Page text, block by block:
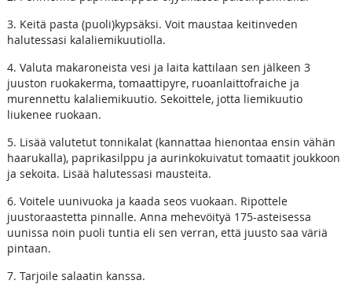
3. Keitä pasta (puoli)kypsäksi. Voit maustaa keitinveden
halutessasi kalaliemikuutiolla.
4. Valuta makaroneista vesi ja laita kattilaan sen jälkeen 3
juuston ruokakerma, tomaattipyre, ruoanlaittofraiche ja
murennettu kalaliemikuutio. Sekoittele, jotta liemikuutio
liukenee ruokaan.
5. Lisää valutetut tonnikalat (kannattaa hienontaa ensin vähän
haarukalla), paprikasilppu ja aurinkokuivatut tomaatit joukkoon
ja sekoita. Lisää halutessasi mausteita.
6. Voitele uunivuoka ja kaada seos vuokaan. Ripottele
juustoraastetta pinnalle. Anna mehevöityä 175-asteisessa
uunissa noin puoli tuntia eli sen verran, että juusto saa väriä
pintaan.
7. Tarjoile salaatin kanssa.